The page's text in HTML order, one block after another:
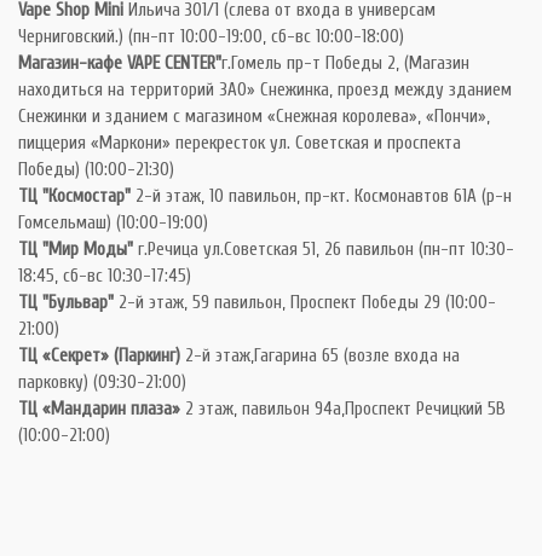
Vape Shop Mini Ильича 301/1 (слева от входа в универсам
Черниговский.) (пн-пт 10:00-19:00, сб-вс 10:00-18:00)
Магазин-кафе VAPE CENTER"г.Гомель пр-т Победы 2, (Магазин
находиться на территорий ЗАО» Снежинка, проезд между зданием
Снежинки и зданием с магазином «Снежная королева», «Пончи»,
пиццерия «Маркони» перекресток ул. Советская и проспекта
Победы) (10:00-21:30)
ТЦ "Космостар" 2-й этаж, 10 павильон, пр-кт. Космонавтов 61А (р-н
Гомсельмаш) (10:00-19:00)
ТЦ "Мир Моды" г.Речица ул.Советская 51, 26 павильон (пн-пт 10:30-
18:45, сб-вс 10:30-17:45)
ТЦ "Бульвар" 2-й этаж, 59 павильон, Проспект Победы 29 (10:00-
21:00)
ТЦ «Секрет» (Паркинг) 2-й этаж,Гагарина 65 (возле входа на
парковку) (09:30-21:00)
ТЦ «Мандарин плаза» 2 этаж, павильон 94а,Проспект Речицкий 5В
(10:00-21:00)